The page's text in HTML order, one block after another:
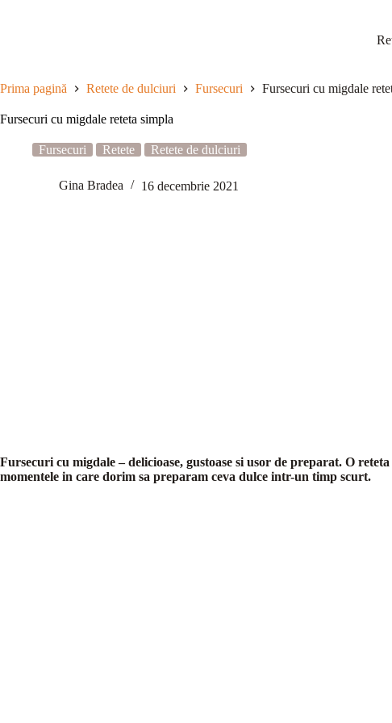
Prima pagină Retete de dulciuri Fursecuri Fursecuri cu migdale
Fursecuri cu migdale reteta simpla
Fursecuri Retete Retete de dulciuri
Gina Bradea 16 decembrie 2021
Fursecuri cu migdale – delicioase, gustoase si usor de preparat. O
momentele in care dorim sa preparam ceva dulce intr-un timp scurt.